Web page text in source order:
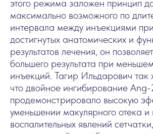
этого режима заложен принцип
максимально возможного по
интервала между инъекциями
достигнутых анатомических и
результатов лечения, он
большего результата при
инъекций. Тагир Ильдарович так
что двойное ингибирование
продемонстрировало высокую
уменьшении макулярного отека и
воспалительных явлений